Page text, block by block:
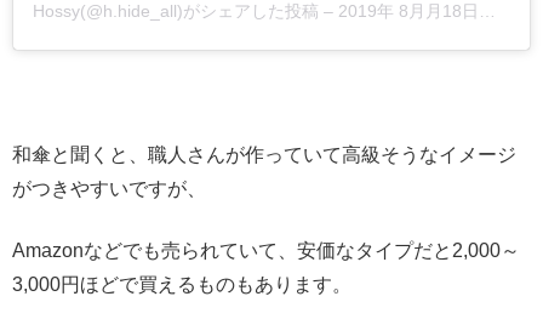
Hossy(@h.hide_all)がシェアした投稿 – 2019年 8月月18日午後4時31分PDT
和傘と聞くと、職人さんが作っていて高級そうなイメージ
がつきやすいですが、
Amazonなどでも売られていて、安価なタイプだと2,000～
3,000円ほどで買えるものもあります。